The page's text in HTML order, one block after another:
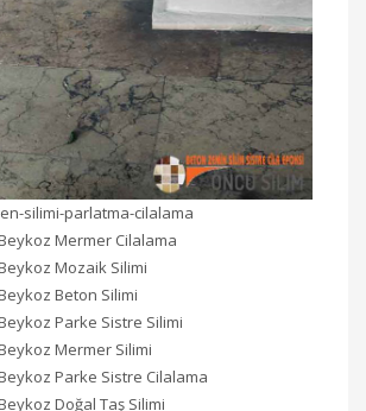
silimi-parlatma-cilalama
Mermer Cilalama
Mozaik Silimi
Beton Silimi
Parke Sistre Silimi
Mermer Silimi
Parke Sistre Cilalama
Doğal Taş Silimi